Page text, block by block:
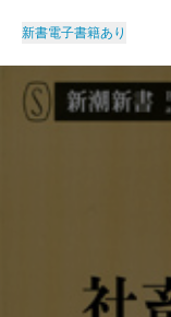
新書電子書籍あり